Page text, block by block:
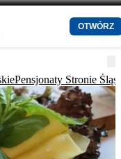
OTWÓRZ
Pensjonaty Stronie